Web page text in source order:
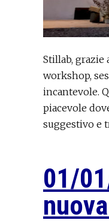
Stillab, grazie
workshop,
incantevole.
piacevole
suggestivo e
01/